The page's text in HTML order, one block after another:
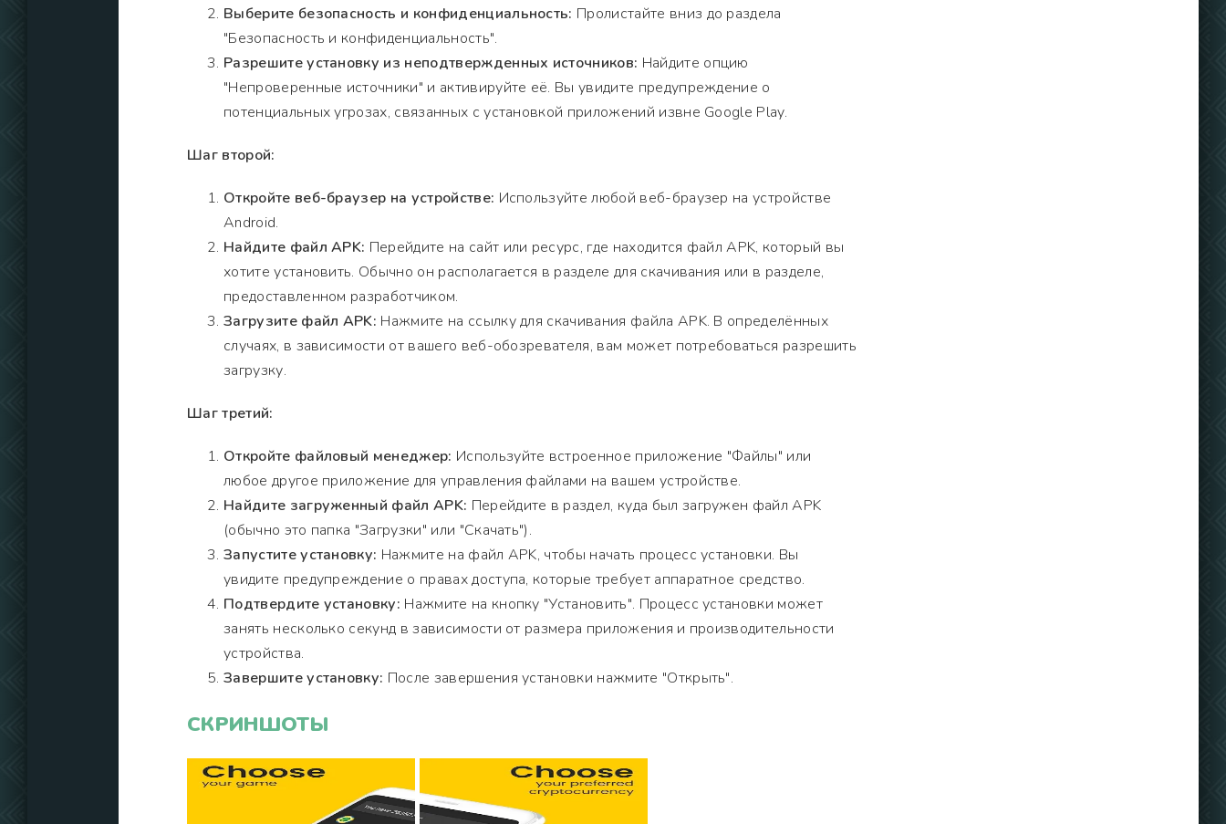
Выберите безопасность и конфиденциальность: Пролистайте вниз до раздела
"Безопасность и конфиденциальность".
Разрешите установку из неподтвержденных источников: Найдите опцию
"Непроверенные источники" и активируйте её. Вы увидите предупреждение о
потенциальных угрозах, связанных с установкой приложений извне Google Play.
Шаг второй:
Откройте веб-браузер на устройстве: Используйте любой веб-браузер на устройстве
Android.
Найдите файл APK: Перейдите на сайт или ресурс, где находится файл APK, который вы
хотите установить. Обычно он располагается в разделе для скачивания или в разделе,
предоставленном разработчиком.
Загрузите файл APK: Нажмите на ссылку для скачивания файла APK. В определённых
случаях, в зависимости от вашего веб-обозревателя, вам может потребоваться разрешить
загрузку.
Шаг третий:
Откройте файловый менеджер: Используйте встроенное приложение "Файлы" или
любое другое приложение для управления файлами на вашем устройстве.
Найдите загруженный файл APK: Перейдите в раздел, куда был загружен файл APK
(обычно это папка "Загрузки" или "Скачать").
Запустите установку: Нажмите на файл APK, чтобы начать процесс установки. Вы
увидите предупреждение о правах доступа, которые требует аппаратное средство.
Подтвердите установку: Нажмите на кнопку "Установить". Процесс установки может
занять несколько секунд в зависимости от размера приложения и производительности
устройства.
Завершите установку: После завершения установки нажмите "Открыть".
СКРИНШОТЫ